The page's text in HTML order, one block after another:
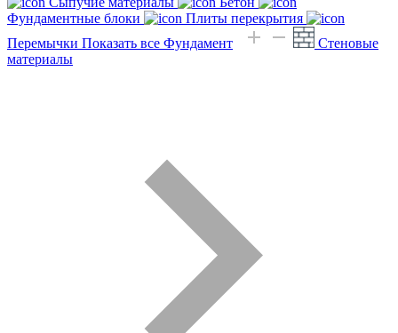
Фундаментные блоки
Плиты перекрытия
Перемычки Показать все Фундамент
Стеновые
материалы